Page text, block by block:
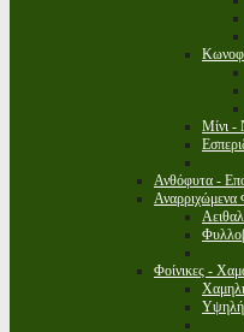
Μίνι -
Ανθόφυτα -
Αναρριχώμενα
Φοίνικες -